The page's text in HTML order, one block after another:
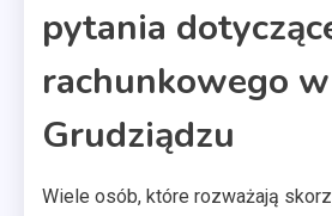
pytania
rachunkowego w
Grudziądzu
Wiele osób, które rozważają